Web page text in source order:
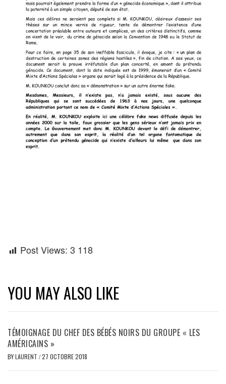
Post Views: 3 118
YOU MAY ALSO LIKE
TÉMOIGNAGE DU CHEF DES BÉBÉS NOIRS DU GROUPE « LES
AMÉRICAINS »
BYLAURENT /27 OCTOBRE 2018